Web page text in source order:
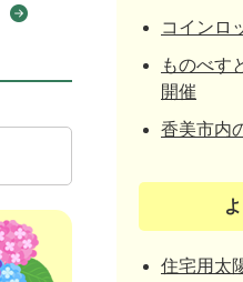
コインロ
ものべす
開催
香美市内
住宅用太